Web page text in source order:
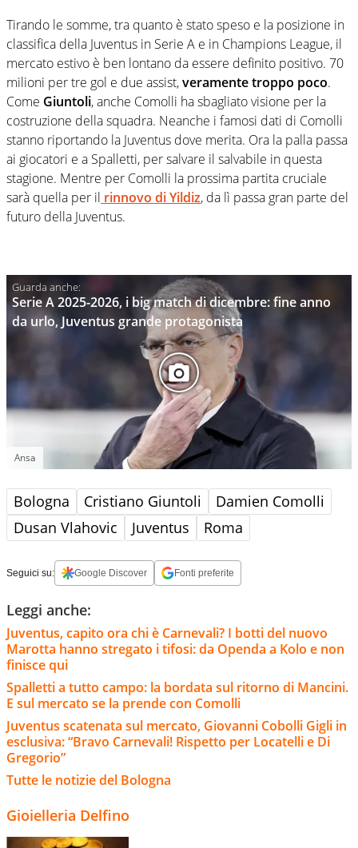
Tirando le somme, tra quanto è stato speso e la posizione in
classifica della Juventus in Serie A e in Champions League, il
mercato estivo è ben lontano da essere definito positivo. 70
milioni per tre gol e due assist,veramente troppo poco.
Come Giuntoli, anche Comolli ha sbagliato visione per la
costruzione della squadra. Neanche i famosi dati di Comolli
stanno riportando la Juventus dove merita. Ora la palla passa
ai giocatori e a Spalletti, per salvare il salvabile in questa
stagione. Mentre per Comolli la prossima partita cruciale
sarà quella per il rinnovo di Yildiz, da lì passa gran parte del
futuro della Juventus.
Serie A 2025-2026, i big match di dicembre: fine anno
da urlo, Juventus grande protagonista
Ansa
Bologna Cristiano Giuntoli
Damien Comolli
Dusan Vlahovic
Juventus Roma
Seguici su: Google Discover Fonti preferite
Leggi anche:
Juventus, capito ora chi è Carnevali? I botti del nuovo
Marotta hanno stregato i tifosi: da Openda a Kolo e non
finisce qui
Spalletti a tutto campo: la bordata sul ritorno di Mancini.
E sul mercato se la prende con Comolli
Juventus scatenata sul mercato, Giovanni Cobolli Gigli in
esclusiva: “Bravo Carnevali! Rispetto per Locatelli e Di
Gregorio”
Tutte le notizie del Bologna
Gioielleria Delfino